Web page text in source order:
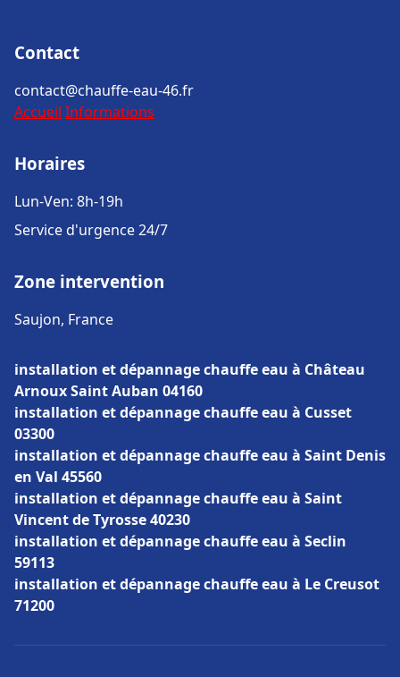
Contact
contact@chauffe-eau-46.fr
Accueil Informations
Horaires
Lun-Ven: 8h-19h
Service d'urgence 24/7
Zone intervention
Saujon, France
installation et dépannage chauffe eau à Château
Arnoux Saint Auban 04160
installation et dépannage chauffe eau à Cusset
03300
installation et dépannage chauffe eau à Saint Denis
en Val 45560
installation et dépannage chauffe eau à Saint
Vincent de Tyrosse 40230
installation et dépannage chauffe eau à Seclin
59113
installation et dépannage chauffe eau à Le Creusot
71200